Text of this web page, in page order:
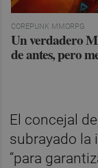
COREPUNK MMORPG
Un verdadero
de antes, pero
El concejal
subrayado la
“para